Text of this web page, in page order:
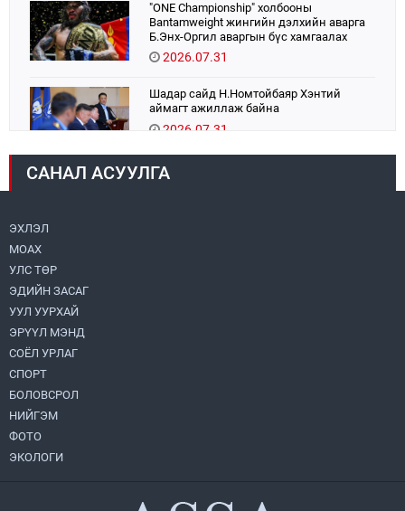
"ONE Championship" холбооны
Bantamweight жингийн дэлхийн аварга
Б.Энх-Оргил аваргын бүс хамгаалах
тулаанаа өнөөдөр хийнэ.
2026.07.31
Шадар сайд Н.Номтойбаяр Хэнтий
аймагт ажиллаж байна
2026.07.31
Авто зам шинээр барина
САНАЛ АСУУЛГА
ЭХЛЭЛ
МОАХ
УЛС ТӨР
ЭДИЙН ЗАСАГ
УУЛ УУРХАЙ
ЭРҮҮЛ МЭНД
СОЁЛ УРЛАГ
СПОРТ
БОЛОВСРОЛ
НИЙГЭМ
ФОТО
ЭКОЛОГИ